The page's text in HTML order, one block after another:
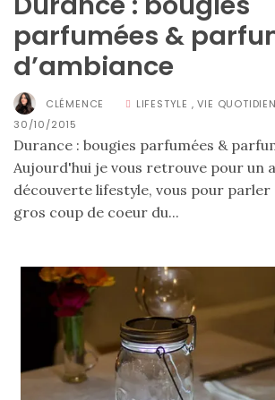
Zoom
sur
le
sac
Batman
Small
RSVP
Paris
parfumées &
d’ambiance
CLÉMENCE LIFESTYLE ,VIE
30/10/2015
Durance : bougies parfumées &
Aujourd'hui je vous retrouve pour un
découverte lifestyle, vous pour parler
gros coup de coeur du...